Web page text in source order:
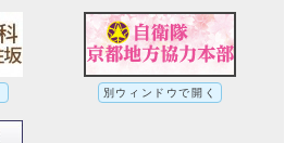
別ウィンドウで開く